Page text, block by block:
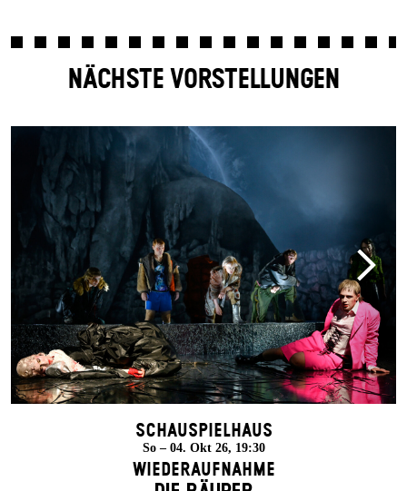
NÄCHSTE VORSTELLUNGEN
Schauspielhaus
So – 04. Okt 26, 19:30
Wiederaufnahme